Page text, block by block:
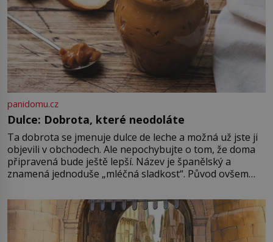
panidomu.cz
Dulce: Dobrota, které neodoláte
Ta dobrota se jmenuje dulce de leche a možná už jste ji
objevili v obchodech. Ale nepochybujte o tom, že doma
připravená bude ještě lepší. Název je španělský a
znamená jednoduše „mléčná sladkost“. Původ ovšem
pře hned několik latinskoamerických zemí a k tomu
Francie, kde se traduje,